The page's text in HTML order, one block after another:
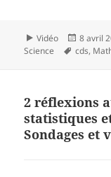
Format
Vidéo
Publié
le
8 avril
Science
Mots-
cds,
2 réflexions
statistiques
Sondages et